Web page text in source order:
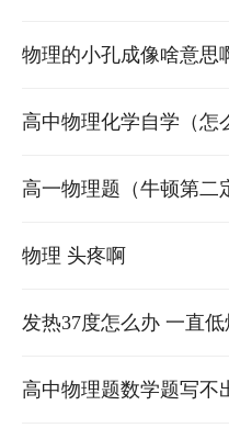
物理的小孔成像啥意思
高中物理化学自学（怎
法）
高一物理题（牛顿第二
物理 头疼啊
发热37度怎么办 一直
高中物理题数学题写不